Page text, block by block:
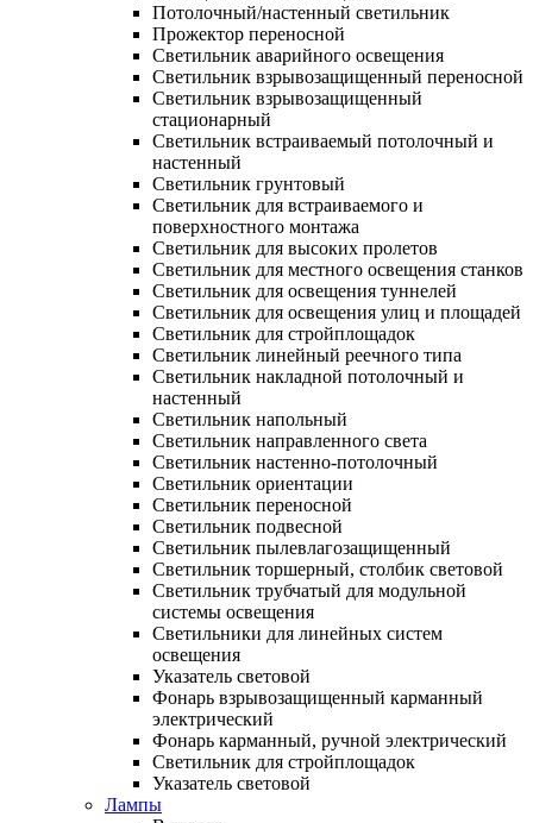
Потолочный/настенный светильник
Прожектор переносной
Светильник аварийного освещения
Светильник взрывозащищенный переносной
Светильник взрывозащищенный
стационарный
Светильник встраиваемый потолочный и
настенный
Светильник грунтовый
Светильник для встраиваемого и
поверхностного монтажа
Светильник для высоких пролетов
Светильник для местного освещения станков
Светильник для освещения туннелей
Светильник для освещения улиц и площадей
Светильник для стройплощадок
Светильник линейный реечного типа
Светильник накладной потолочный и
настенный
Светильник напольный
Светильник направленного света
Светильник настенно-потолочный
Светильник ориентации
Светильник переносной
Светильник подвесной
Светильник пылевлагозащищенный
Светильник торшерный, столбик световой
Светильник трубчатый для модульной
системы освещения
Светильники для линейных систем
освещения
Указатель световой
Фонарь взрывозащищенный карманный
электрический
Фонарь карманный, ручной электрический
Светильник для стройплощадок
Указатель световой
Лампы